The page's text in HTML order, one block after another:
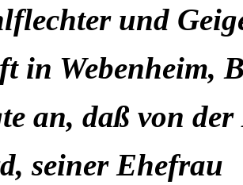
und
in Webenheim,
an, daß von
seiner Ehefrau